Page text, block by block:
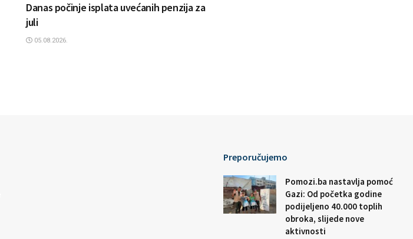
Danas počinje isplata uvećanih penzija za
juli
05.08.2026.
Preporučujemo
Pomozi.ba nastavlja pomoć
Gazi: Od početka godine
podijeljeno 40.000 toplih
obroka, slijede nove
aktivnosti